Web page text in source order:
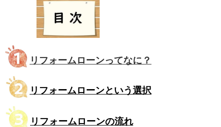
リフォームローンってなに？
リフォームローンという選択
リフォームローンの流れ